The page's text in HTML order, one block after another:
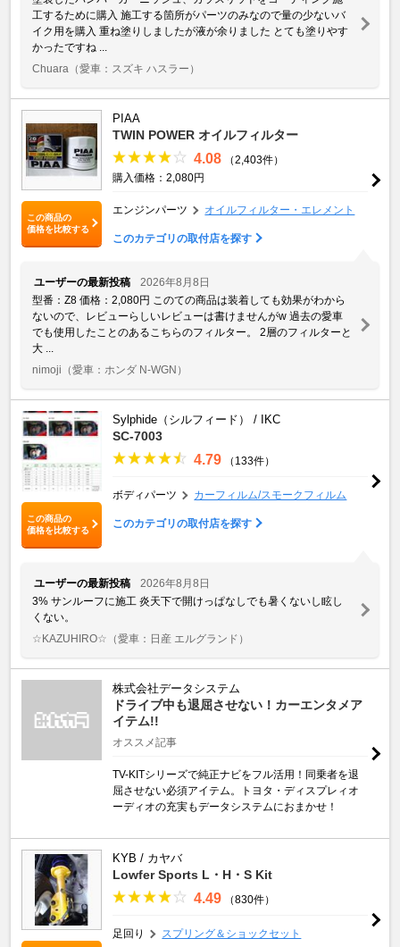
工するために購入 施工する箇所がパーツのみなので量の少ないバ
イク用を購入 重ね塗りしましたが液が余りました とても塗りやす
かったですね ...
Chuara （愛車：スズキ ハスラー）
この商品の
価格を比較する
PIAA
TWIN POWER オイルフィルター
4.08
（2,403件）
購入価格：2,080円
エンジンパーツ オイルフィルター・エレメント
このカテゴリの取付店を探す
ユーザーの最新投稿
2026年8月8日
型番：Z8 価格：2,080円 このての商品は装着しても効果がわから
ないので、レビューらしいレビューは書けませんがw 過去の愛車
でも使用したことのあるこちらのフィルター。 2層のフィルターと
大 ...
nimoji （愛車：ホンダ N-WGN）
この商品の
価格を比較する
Sylphide（シルフィード） / IKC
SC-7003
4.79 （133件）
ボディパーツ カーフィルム/スモークフィルム
このカテゴリの取付店を探す
ユーザーの最新投稿
2026年8月8日
3% サンルーフに施工 炎天下で開けっぱなしでも暑くないし眩し
くない。
☆KAZUHIRO☆ （愛車：日産 エルグランド）
株式会社データシステム
ドライブ中も退屈させない！カーエンタメア
イテム!!
オススメ記事
TV-KITシリーズで純正ナビをフル活用！同乗者を退
屈させない必須アイテム。トヨタ・ディスプレィオ
ーディオの充実もデータシステムにおまかせ！
KYB / カヤバ
Lowfer Sports L・H・S Kit
4.49 （830件）
足回り スプリング＆ショックセット